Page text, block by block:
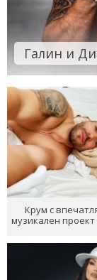
Галин и
Крум с
музикален